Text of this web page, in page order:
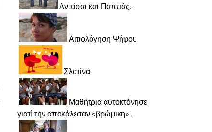
Αν είσαι και Παππάς..
Αιτιολόγηση Ψήφου
Σλατίνα
Μαθήτρια αυτοκτόνησε
γιατί την αποκάλεσαν «βρώμικη»..